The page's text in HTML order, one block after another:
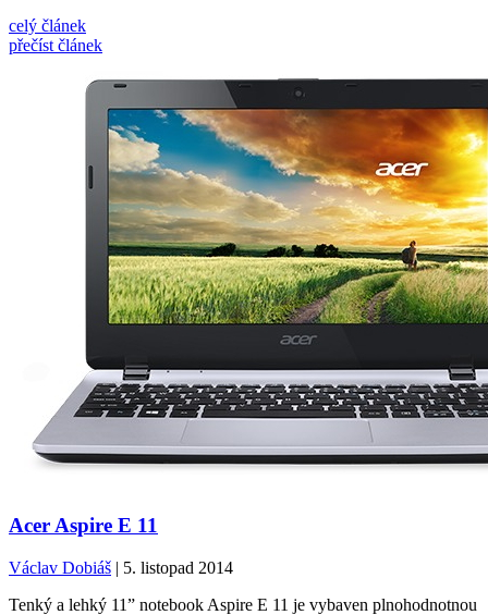
celý článek
přečíst článek
Acer Aspire E 11
Václav Dobiáš| 5. listopad 2014
Tenký a lehký 11” notebook Aspire E 11 je vybaven plnohodnotnou